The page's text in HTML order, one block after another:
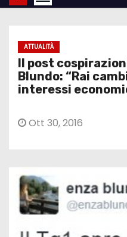
n
ATTUALITÀ
Il post
Blundo: “Rai
interessi
Ott 30, 2016